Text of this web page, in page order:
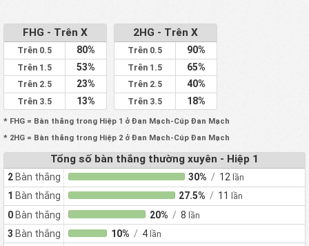
FHG - Trên X
Trên 0.5 80%
Trên 1.5 53%
Trên 2.5 23%
Trên 3.5 13%
2HG - Trên X
Trên 0.5 90%
Trên 1.5 65%
Trên 2.5 40%
Trên 3.5 18%
* FHG = Bàn thắng trong Hiệp 1 ở Đan Mạch-Cúp Đan Mạch
* 2HG = Bàn thắng trong Hiệp 2 ở Đan Mạch-Cúp Đan Mạch
Tổng số bàn thắng thường xuyên - Hiệp 1
2 Bàn thắng 30% / 12 lần
1 Bàn thắng 27.5% / 11 lần
0 Bàn thắng 20% / 8 lần
3 Bàn thắng 10% / 4 lần